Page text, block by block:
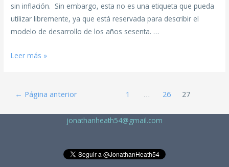
sin inflación. Sin embargo, esta no es una etiqueta que pueda
utilizar libremente, ya que está reservada para describir el
modelo de desarrollo de los años sesenta. …
Leer más »
← Página anterior 1 … 26 27
jonathanheath54@gmail.com